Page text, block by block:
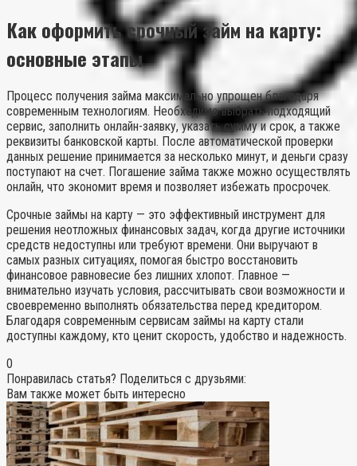
Как оформить срочный займ на карту:
основные этапы
Процесс получения займа максимально упрощен благодаря
современным технологиям. Необходимо выбрать подходящий
сервис, заполнить онлайн-заявку, указать сумму и срок, а также
реквизиты банковской карты. После автоматической проверки
данных решение принимается за несколько минут, и деньги сразу
поступают на счет. Погашение займа также можно осуществлять
онлайн, что экономит время и позволяет избежать просрочек.
Срочные займы на карту — это эффективный инструмент для
решения неотложных финансовых задач, когда другие источники
средств недоступны или требуют времени. Они выручают в
самых разных ситуациях, помогая быстро восстановить
финансовое равновесие без лишних хлопот. Главное —
внимательно изучать условия, рассчитывать свои возможности и
своевременно выполнять обязательства перед кредитором.
Благодаря современным сервисам займы на карту стали
доступны каждому, кто ценит скорость, удобство и надежность.
0
Понравилась статья? Поделиться с друзьями:
Вам также может быть интересно